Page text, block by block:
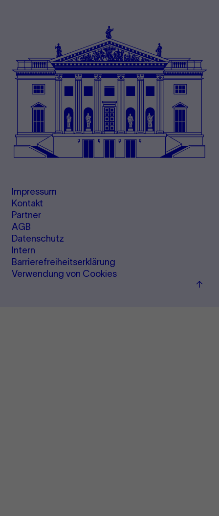
Impressum
Kontakt
Partner
AGB
Datenschutz
Intern
Barrierefreiheitserklärung
Verwendung von Cookies
Zum